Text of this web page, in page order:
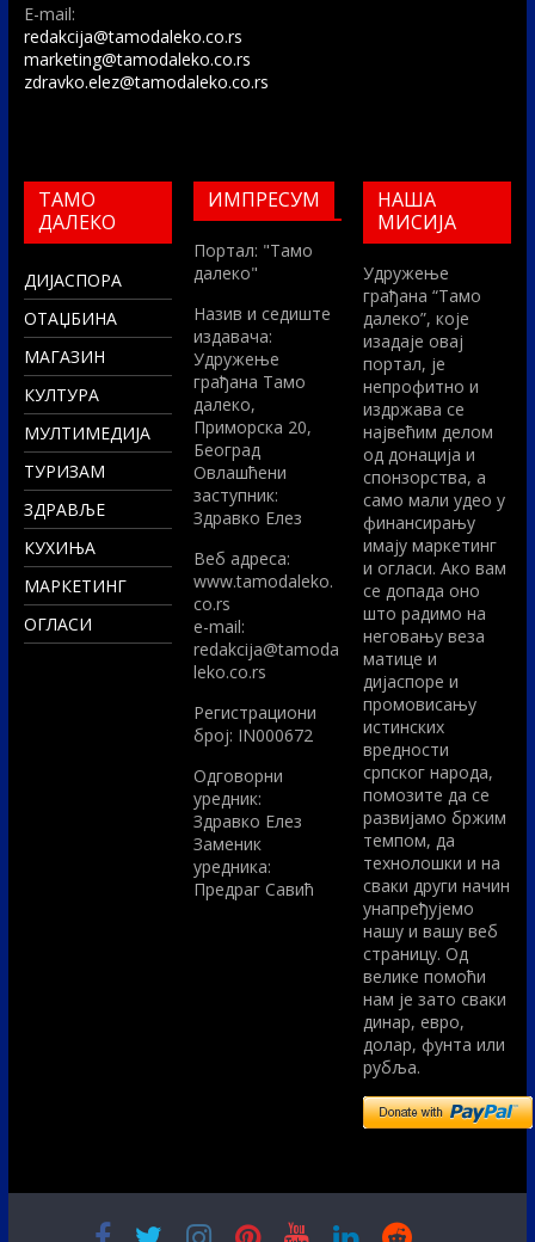
E-mail:
redakcija@tamodaleko.co.rs
marketing@tamodaleko.co.rs
zdravko.elez@tamodaleko.co.rs
ТАМО
ДАЛЕКО
ДИЈАСПОРА
ОТАЏБИНА
МАГАЗИН
КУЛТУРА
МУЛТИМЕДИЈА
ТУРИЗАМ
ЗДРАВЉЕ
КУХИЊА
МАРКЕТИНГ
ОГЛАСИ
ИМПРЕСУМ
Портал: "Тамо
далеко"
Назив и седиште
издавача:
Удружење
грађана Тамо
далеко,
Приморска 20,
Београд
Овлашћени
заступник:
Здравко Елез
Вeб адреса:
www.tamodaleko.
co.rs
e-mail:
redakcija@tamoda
leko.co.rs
Регистрациони
број: IN000672
Одговорни
уредник:
Здравко Елез
Заменик
уредника:
Предраг Савић
НАША
МИСИЈА
Удружење
грађана “Тамо
далеко”, које
изадаје овај
портал, је
непрофитно и
издржава се
највећим делом
од донација и
спонзорства, а
само мали удео у
финансирању
имају маркетинг
и огласи. Ако вам
се допада оно
што радимо на
неговању веза
матице и
дијаспоре и
промовисању
истинских
вредности
српског народа,
помозите да се
развијамо бржим
темпом, да
технолошки и на
сваки други начин
унапређујемо
нашу и вашу веб
страницу. Од
велике помоћи
нам је зато сваки
динар, евро,
долар, фунта или
рубља.